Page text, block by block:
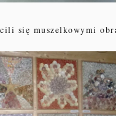
się muszelkowymi